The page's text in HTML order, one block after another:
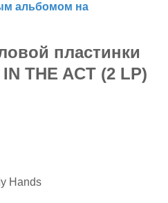
альбомом на
пластинки
THE ACT (2 LP)
Hands